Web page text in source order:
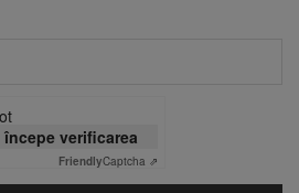
verificarea
FriendlyCaptcha ⇗